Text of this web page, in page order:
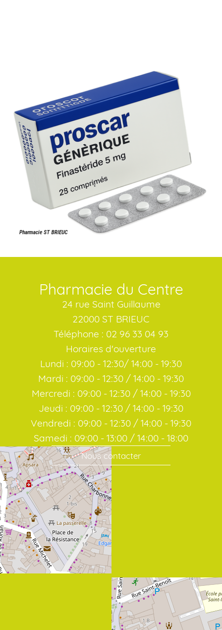
Pharmacie du Centre
24 rue Saint Guillaume
22000 ST BRIEUC
Téléphone : 02 96 33 04 93
Horaires d'ouverture
Lundi : 09:00 - 12:30/ 14:00 - 19:30
Mardi : 09:00 - 12:30 / 14:00 - 19:30
Mercredi : 09:00 - 12:30 / 14:00 - 19:30
Jeudi : 09:00 - 12:30 / 14:00 - 19:30
Vendredi : 09:00 - 12:30 / 14:00 - 19:30
Samedi : 09:00 - 13:00 / 14:00 - 18:00
Nous contacter